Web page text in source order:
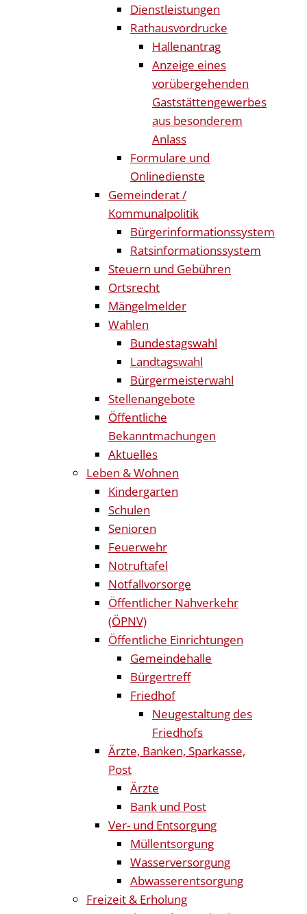
Dienstleistungen
Rathausvordrucke
Hallenantrag
Anzeige eines
vorübergehenden
Gaststättengewerbes
aus besonderem
Anlass
Formulare und
Onlinedienste
Gemeinderat /
Kommunalpolitik
Bürgerinformationssystem
Ratsinformationssystem
Steuern und Gebühren
Ortsrecht
Mängelmelder
Wahlen
Bundestagswahl
Landtagswahl
Bürgermeisterwahl
Stellenangebote
Öffentliche
Bekanntmachungen
Aktuelles
Leben & Wohnen
Kindergarten
Schulen
Senioren
Feuerwehr
Notruftafel
Notfallvorsorge
Öffentlicher Nahverkehr
(ÖPNV)
Öffentliche Einrichtungen
Gemeindehalle
Bürgertreff
Friedhof
Neugestaltung des
Friedhofs
Ärzte, Banken, Sparkasse,
Post
Ärzte
Bank und Post
Ver- und Entsorgung
Müllentsorgung
Wasserversorgung
Abwasserentsorgung
Freizeit & Erholung